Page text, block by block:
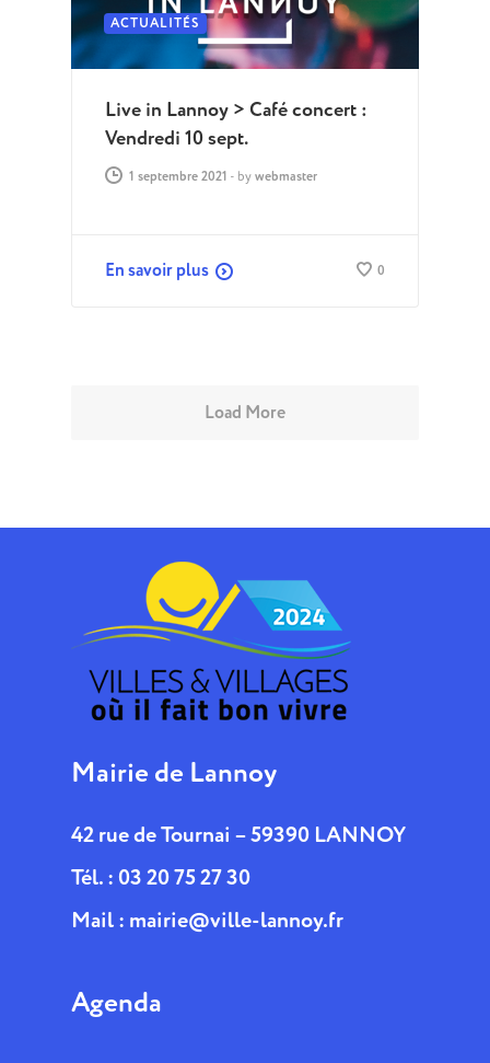
ACTUALITÉS
Live in Lannoy > Café concert :
Vendredi 10 sept.
1 septembre 2021 - by webmaster
En savoir plus 0
Load More
Mairie de Lannoy
42 rue de Tournai – 59390 LANNOY
Tél. : 03 20 75 27 30
Mail : mairie@ville-lannoy.fr
Agenda